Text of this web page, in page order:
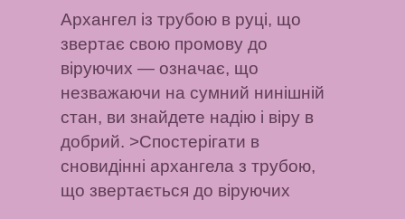
Архангел із трубою в руці, що
звертає свою промову до
віруючих — означає, що
незважаючи на сумний нинішній
стан, ви знайдете надію і віру в
добрий. >Спостерігати в
сновидінні архангела з трубою,
що звертається до віруючих